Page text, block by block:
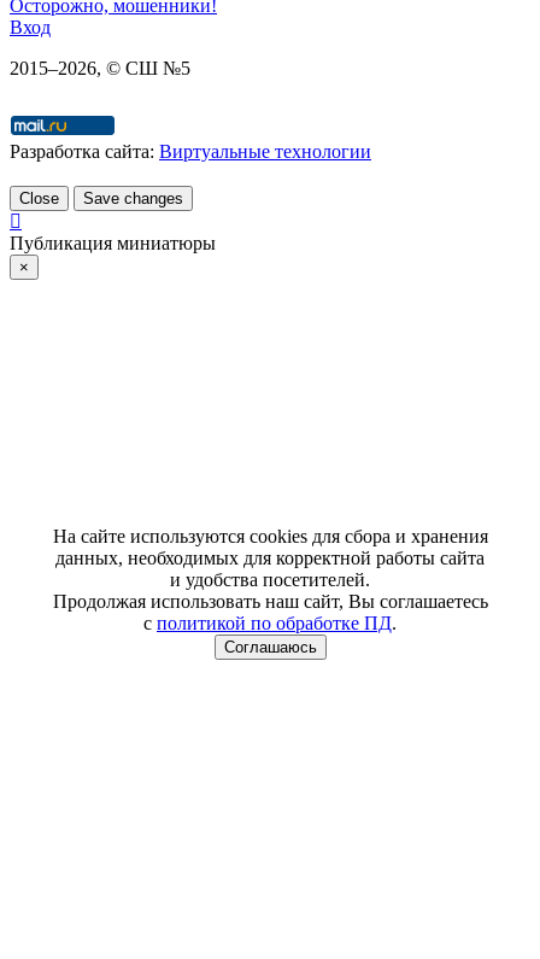
Осторожно, мошенники!
Вход
2015–2026, © СШ №5
Разработка сайта: Виртуальные технологии
Close Save changes
Публикация миниатюры
×
На сайте используются cookies для сбора и хранения
данных, необходимых для корректной работы сайта
и удобства посетителей.
Продолжая использовать наш сайт, Вы соглашаетесь
с политикой по обработке ПД.
Соглашаюсь